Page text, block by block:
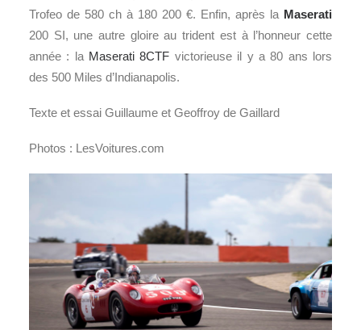
Trofeo de 580 ch à 180 200 €. Enfin, après la Maserati
200 SI, une autre gloire au trident est à l’honneur cette
année : la Maserati 8CTF victorieuse il y a 80 ans lors
des 500 Miles d’Indianapolis.
Texte et essai Guillaume et Geoffroy de Gaillard
Photos : LesVoitures.com